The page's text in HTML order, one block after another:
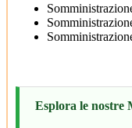
Esplora le nostre